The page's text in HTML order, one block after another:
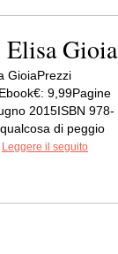
Gioia
GioiaPrezzi
9,99Pagine
2015ISBN 978-
di peggio
Leggere il seguito